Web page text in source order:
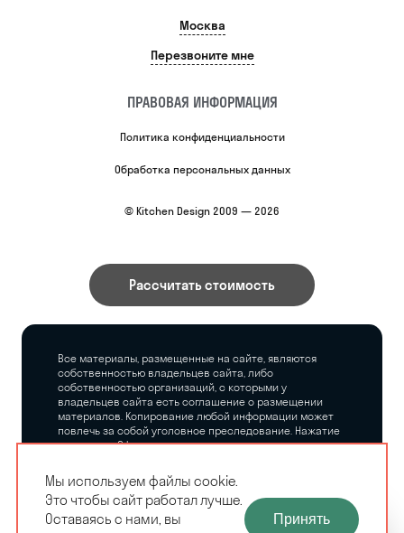
Москва
Перезвоните мне
ПРАВОВАЯ ИНФОРМАЦИЯ
Политика конфиденциальности
Обработка персональных данных
© Kitchen Design 2009 — 2026
Рассчитать стоимость
Все материалы, размещенные на сайте, являются
собственностью владельцев сайта, либо
собственностью организаций, с которыми у
владельцев сайта есть соглашение о размещении
материалов. Копирование любой информации может
повлечь за собой уголовное преследование. Нажатие
на кнопку «Оформить заказ», а также последующее
владельцев сайта никаких обязательств.
ЗАМЕРЩИК-
РАСЧЕТ КУХНИ
Мы используем файлы cookie.
Это чтобы сайт работал лучше.
Оставаясь с нами, вы
Принять